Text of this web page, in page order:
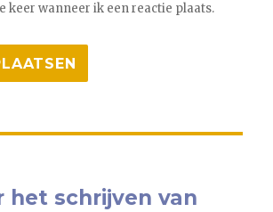
keer wanneer ik een reactie plaats.
het schrijven van